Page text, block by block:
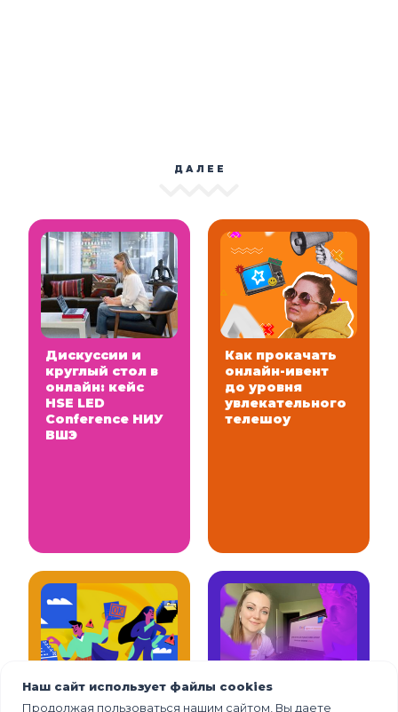
ДАЛЕЕ
Дискуссии и
круглый стол в
онлайн: кейс
HSE LED
Conference НИУ
ВШЭ
Как прокачать
онлайн-ивент
до уровня
увлекательного
телешоу
Digital Event Привлечь
Наш сайт использует файлы cookies
Продолжая пользоваться нашим сайтом, Вы даете